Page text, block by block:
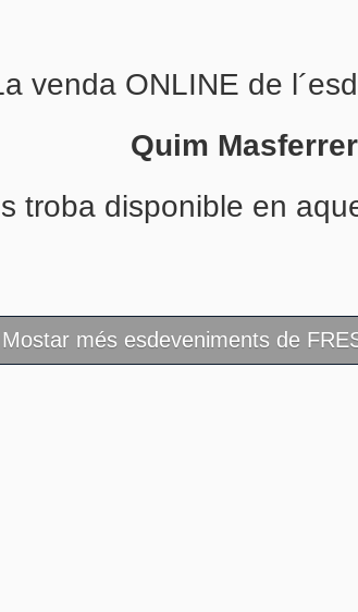
venda ONLINE de
Quim Masferrer
troba disponible en
Mostar més esdeveniments de